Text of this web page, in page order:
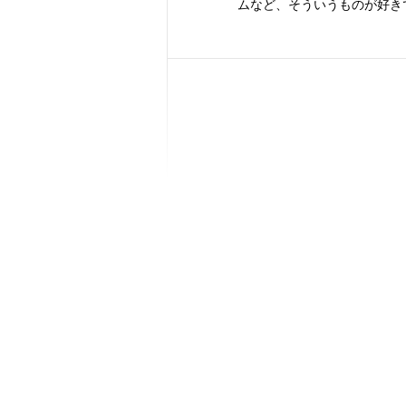
ムなど、そういうものが好